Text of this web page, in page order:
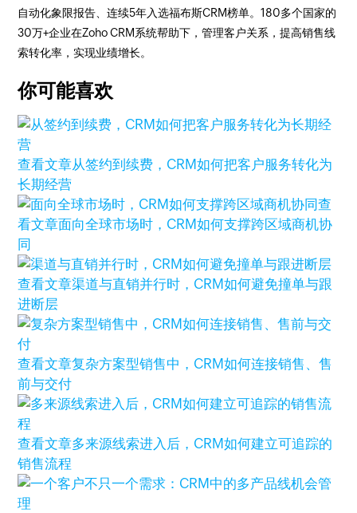
自动化象限报告、连续5年入选福布斯CRM榜单。180多个国家的
30万+企业在Zoho CRM系统帮助下，管理客户关系，提高销售线
索转化率，实现业绩增长。
你可能喜欢
查看文章从签约到续费，CRM如何把客户服务转化为
长期经营
查
看文章面向全球市场时，CRM如何支撑跨区域商机协
同
查看文章渠道与直销并行时，CRM如何避免撞单与跟
进断层
查看文章复杂方案型销售中，CRM如何连接销售、售
前与交付
查看文章多来源线索进入后，CRM如何建立可追踪的
销售流程